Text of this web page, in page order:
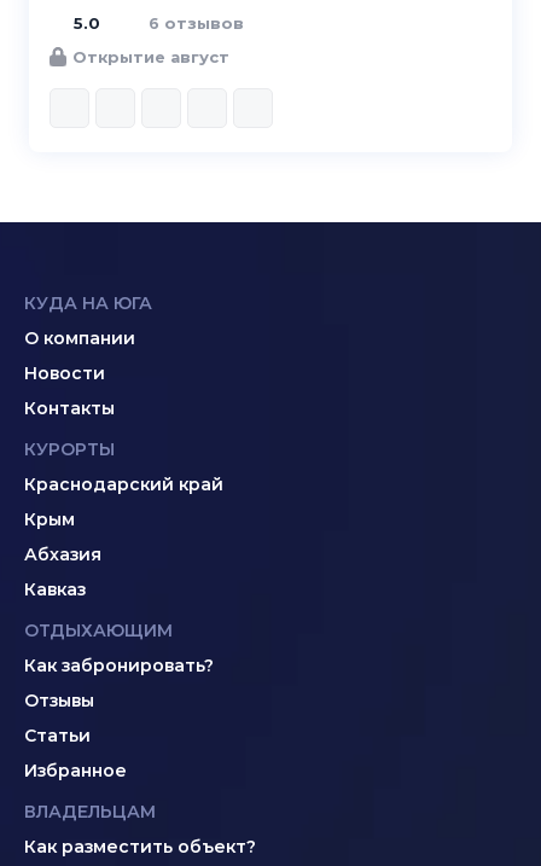
5.0
6 отзывов
Открытие август
КУДА НА ЮГА
О компании
Новости
Контакты
КУРОРТЫ
Краснодарский край
Крым
Абхазия
Кавказ
ОТДЫХАЮЩИМ
Как забронировать?
Отзывы
Статьи
Избранное
ВЛАДЕЛЬЦАМ
Как разместить объект?